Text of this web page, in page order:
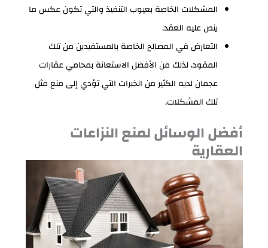
المشكلات الخاصة بعيوب التنفيذ والتي تكون عكس ما
ينص عليه العقد.
التعارض في المصالح الخاصة بالمستفيدين من تلك
المقود، لذلك من الأفضل الاستعانة بمحامي عقارات
عجمان لديه الكثير من الخبرات التي تؤدي إلى منع مثل
تلك المشكلات.
أفضل الوسائل لمنع النزاعات
العقارية